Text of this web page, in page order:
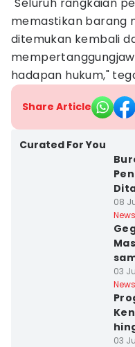
memastikan barang
ditemukan kembali
hadapan hukum,"
Share Article
Curated For You
08
News
03
News
03